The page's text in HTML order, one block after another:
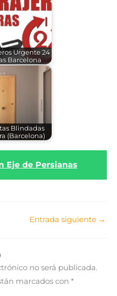
Urgente 24
Barcelona
Blindadas
(Barcelona)
Eje de Persianas
Entrada siguiente →
no será publicada.
marcados con *